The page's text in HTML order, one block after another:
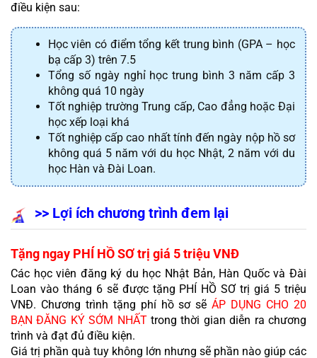
điều kiện sau:
Học viên có điểm tổng kết trung bình (GPA – học
bạ cấp 3) trên 7.5
Tổng số ngày nghỉ học trung bình 3 năm cấp 3
không quá 10 ngày
Tốt nghiệp trường Trung cấp, Cao đẳng hoặc Đại
học xếp loại khá
Tốt nghiệp cấp cao nhất tính đến ngày nộp hồ sơ
không quá 5 năm với du học Nhật, 2 năm với du
học Hàn và Đài Loan.
>> Lợi ích chương trình đem lại
Tặng ngay PHÍ HỒ SƠ trị giá 5 triệu VNĐ
Các học viên đăng ký du học Nhật Bản, Hàn Quốc và Đài
Loan vào tháng 6 sẽ được tặng PHÍ HỒ SƠ trị giá 5 triệu
VNĐ. Chương trình tặng phí hồ sơ sẽ ÁP DỤNG CHO 20
BẠN ĐĂNG KÝ SỚM NHẤT trong thời gian diễn ra chương
trình và đạt đủ điều kiện.
Giá trị phần quà tuy không lớn nhưng sẽ phần nào giúp các